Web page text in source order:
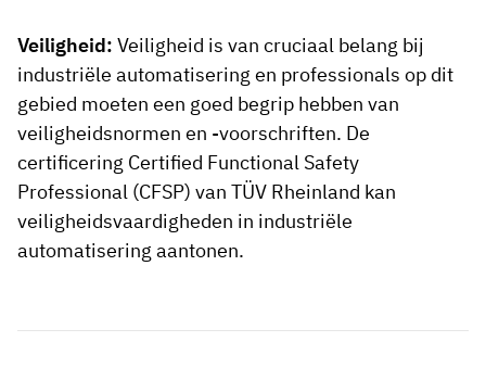
Veiligheid: Veiligheid is van cruciaal belang bij
industriële automatisering en professionals op dit
gebied moeten een goed begrip hebben van
veiligheidsnormen en -voorschriften. De
certificering Certified Functional Safety
Professional (CFSP) van TÜV Rheinland kan
veiligheidsvaardigheden in industriële
automatisering aantonen.